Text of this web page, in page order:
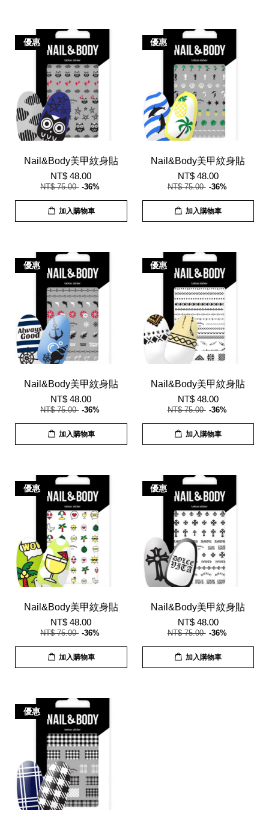
優惠
Nail&Body美甲紋身貼
NT$ 48.00
NT$ 75.00 -36%
加入購物車
優惠
Nail&Body美甲紋身貼
NT$ 48.00
NT$ 75.00 -36%
加入購物車
優惠
Nail&Body美甲紋身貼
NT$ 48.00
NT$ 75.00 -36%
加入購物車
優惠
Nail&Body美甲紋身貼
NT$ 48.00
NT$ 75.00 -36%
加入購物車
優惠
Nail&Body美甲紋身貼
NT$ 48.00
NT$ 75.00 -36%
加入購物車
優惠
Nail&Body美甲紋身貼
NT$ 48.00
NT$ 75.00 -36%
加入購物車
優惠